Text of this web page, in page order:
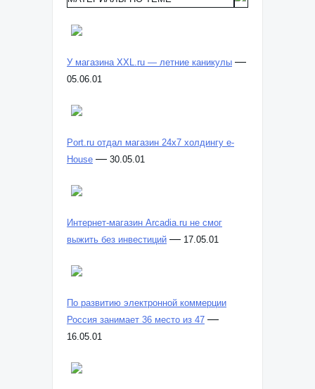
У магазина XXL.ru — летние каникулы —
05.06.01
Port.ru отдал магазин 24х7 холдингу e-
House — 30.05.01
Интернет-магазин Arcadia.ru не смог
выжить без инвестиций — 17.05.01
По развитию электронной коммерции
Россия занимает 36 место из 47 —
16.05.01